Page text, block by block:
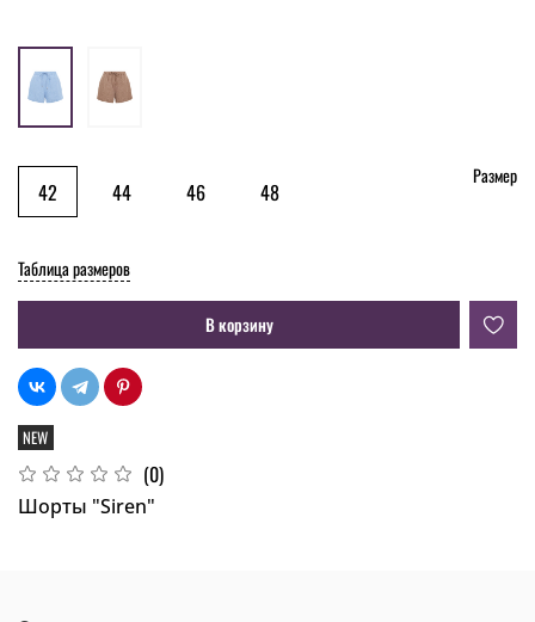
NEW
Шорты "Siren"
(0)
Таблица размеров
В корзину
Размер
42 44 46 48